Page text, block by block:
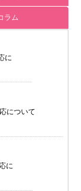
ラム
に
について
に